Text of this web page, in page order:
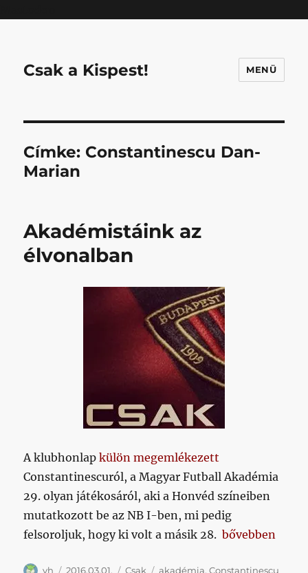
Csak a Kispest! MENÜ
Címke: Constantinescu Dan-
Marian
Akadémistáink az
élvonalban
A klubhonlapkülön megemlékezett
Constantinescuról, a Magyar Futball Akadémia
29. olyan játékosáról, aki a Honvéd színeiben
mutatkozott be az NB I-ben, mi pedig
felsoroljuk, hogy ki volt a másik 28.bővebben
Szerző
vh Közzétéve
2016.03.01. Kategória
Csak Címke
akadémia,Constantinescu